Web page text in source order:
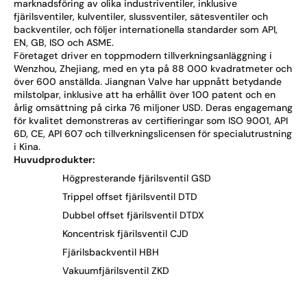
marknadsföring av olika industriventiler, inklusive
fjärilsventiler, kulventiler, slussventiler, sätesventiler och
backventiler, och följer internationella standarder som API,
EN, GB, ISO och ASME.
Företaget driver en toppmodern tillverkningsanläggning i
Wenzhou, Zhejiang, med en yta på 88 000 kvadratmeter och
över 600 anställda. Jiangnan Valve har uppnått betydande
milstolpar, inklusive att ha erhållit över 100 patent och en
årlig omsättning på cirka 76 miljoner USD. Deras engagemang
för kvalitet demonstreras av certifieringar som ISO 9001, API
6D, CE, API 607 och tillverkningslicensen för specialutrustning
i Kina.
Huvudprodukter:
Högpresterande fjärilsventil GSD
Trippel offset fjärilsventil DTD
Dubbel offset fjärilsventil DTDX
Koncentrisk fjärilsventil CJD
Fjärilsbackventil HBH
Vakuumfjärilsventil ZKD